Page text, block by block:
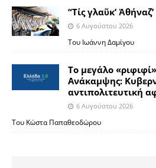
“Τίς γλαῦκ’
6 Αυγούστου 2026
Του Ιωάννη Δαμίγου
Το μεγάλο
Ανάκαμψης:
αντιπολιτευτική
6 Αυγούστου 2026
Του Κώστα Παπαθεοδώρου